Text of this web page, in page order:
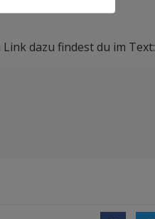
dazu findest du im Text: